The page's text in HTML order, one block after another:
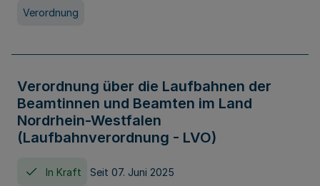
Verordnung
Verordnung über die Laufbahnen der
Beamtinnen und Beamten im Land
Nordrhein-Westfalen
(Laufbahnverordnung - LVO)
In Kraft Seit 07. Juni 2025